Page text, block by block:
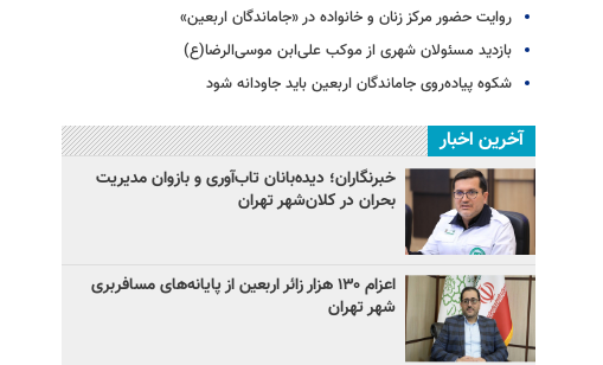
روایت حضور مرکز زنان و خانواده در «جاماندگان اربعین»
بازدید مسئولان شهری از موکب علی‌ابن موسی‌الرضا(ع)
شکوه پیاده‌روی جاماندگان اربعین باید جاودانه شود
آخرین اخبار
خبرنگاران؛ دیده‌بانان تاب‌آوری و بازوان مدیریت
بحران در کلان‌شهر تهران
اعزام ۱۳۰ هزار زائر اربعین از پایانه‌های مسافربری
شهر تهران